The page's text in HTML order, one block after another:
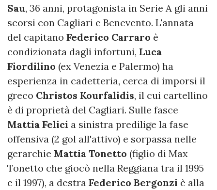
Sau, 36 anni, protagonista in Serie A gli anni
scorsi con Cagliari e Benevento. L'annata
del capitano Federico Carraro è
condizionata dagli infortuni, Luca
Fiordilino (ex Venezia e Palermo) ha
esperienza in cadetteria, cerca di imporsi il
greco Christos Kourfalidis, il cui cartellino
è di proprietà del Cagliari. Sulle fasce
Mattia Felici a sinistra predilige la fase
offensiva (2 gol all'attivo) e sorpassa nelle
gerarchie Mattia Tonetto (figlio di Max
Tonetto che giocò nella Reggiana tra il 1995
e il 1997), a destra Federico Bergonzi è alla